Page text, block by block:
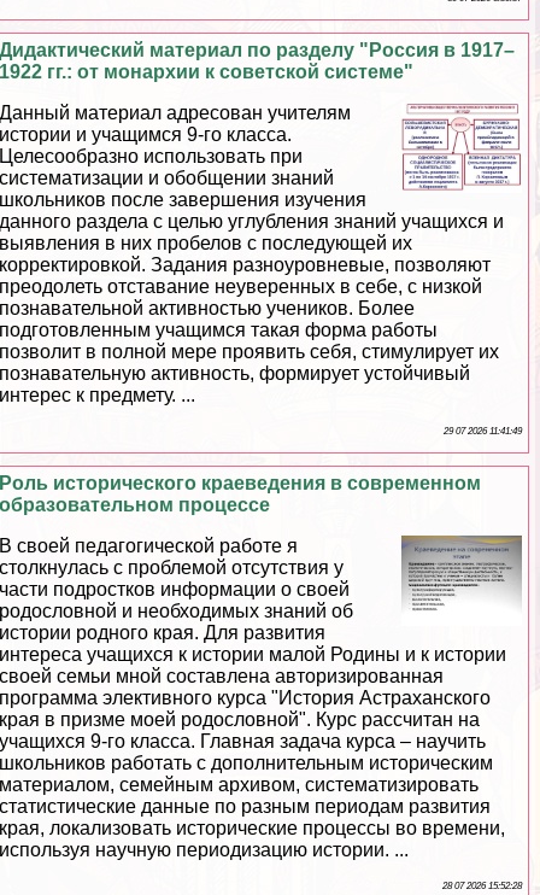
Дидактический материал по разделу "Россия в 1917–
1922 гг.: от монархии к советской системе"
Данный материал адресован учителям
истории и учащимся 9-го класса.
Целесообразно использовать при
систематизации и обобщении знаний
школьников после завершения изучения
данного раздела с целью углубления знаний учащихся и
выявления в них пробелов с последующей их
корректировкой. Задания разноуровневые, позволяют
преодолеть отставание неуверенных в себе, с низкой
познавательной активностью учеников. Более
подготовленным учащимся такая форма работы
позволит в полной мере проявить себя, стимулирует их
познавательную активность, формирует устойчивый
интерес к предмету. ...
29 07 2026 11:41:49
Роль исторического краеведения в современном
образовательном процессе
В своей педагогической работе я
столкнулась с проблемой отсутствия у
части подростков информации о своей
родословной и необходимых знаний об
истории родного края. Для развития
интереса учащихся к истории малой Родины и к истории
своей семьи мной составлена авторизированная
программа элективного курса "История Астpaxaнского
края в призме моей родословной". Курс рассчитан на
учащихся 9-го класса. Главная задача курса – научить
школьников работать с дополнительным историческим
материалом, семейным архивом, систематизировать
статистические данные по разным периодам развития
края, локализовать исторические процессы во времени,
используя научную периодизацию истории. ...
28 07 2026 15:52:28